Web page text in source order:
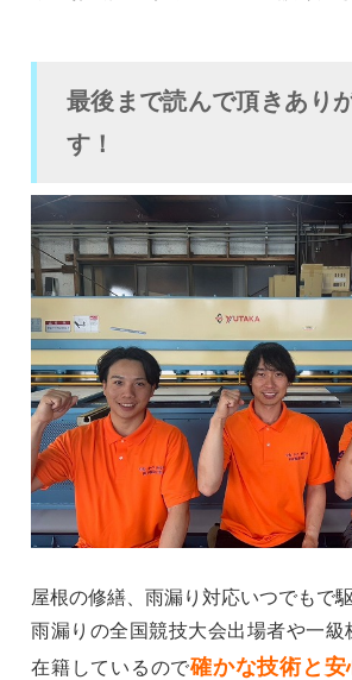
最後まで読んで頂きあり
す！
屋根の修繕、雨漏り対応いつでもで
雨漏りの全国競技大会出場者や一級
在籍しているので確かな技術と安